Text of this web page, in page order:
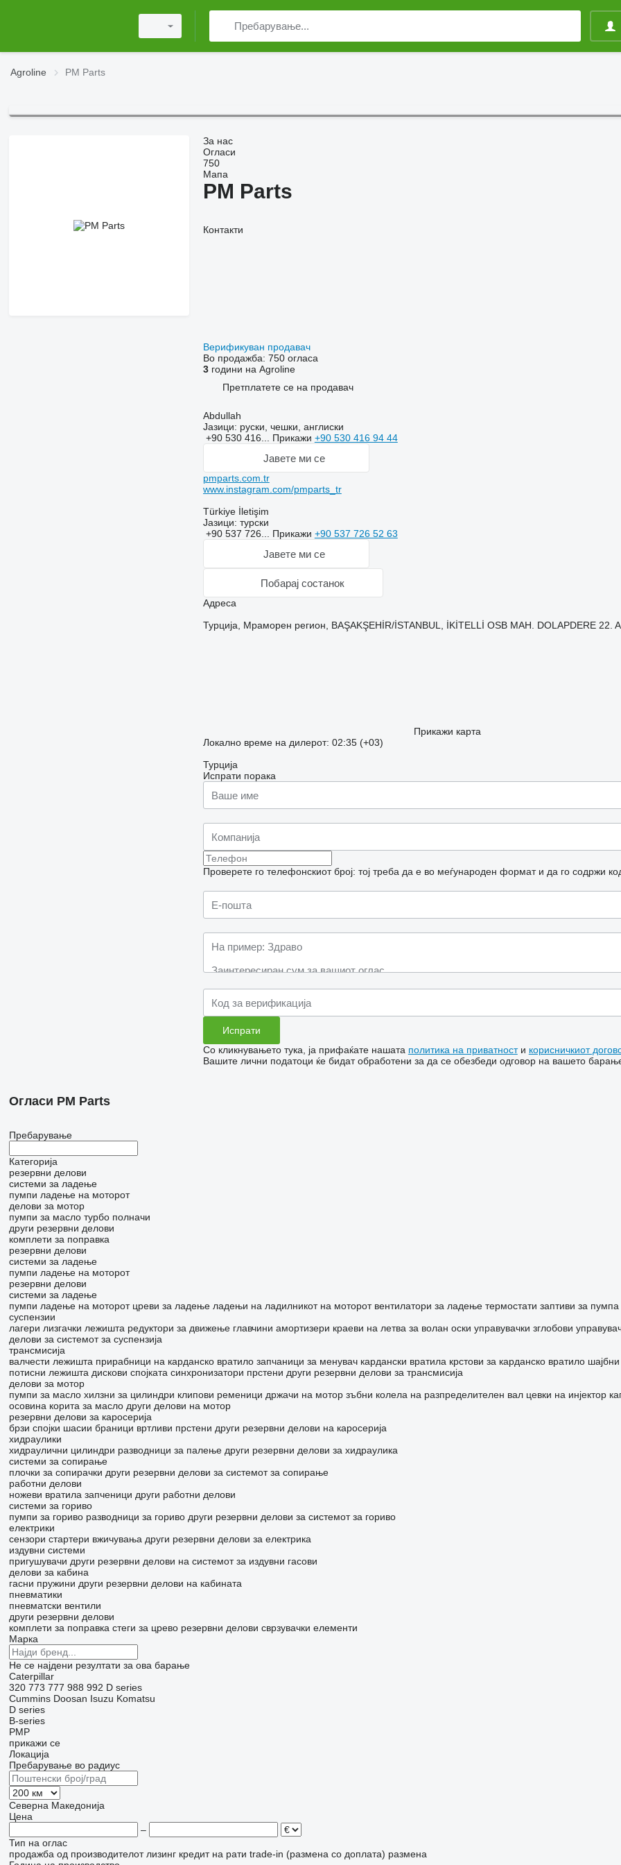
Agroline PM Parts
За нас
Огласи
750
Мапа
PM Parts
Контакти
Верификуван продавач
Во продажба: 750 огласа
3години на Agroline
Претплатете се на продавач
Abdullah
Јазици: руски, чешки, англиски
+90 530 416... Прикажи +90 530 416 94 44
Јавете ми се
pmparts.com.tr
www.instagram.com/pmparts_tr
Türkiye İletişim
Јазици: турски
+90 537 726... Прикажи +90 537 726 52 63
Јавете ми се
Побарај состанок
Адреса
Турција, Мраморен регион, BAŞAKŞEHİR/İSTANBUL, İKİTELLİ OSB MAH. DOLAPDERE 22.
Прикажи карта
Локално време на дилерот: 02:35 (+03)
Турција
Испрати порака
Проверете го телефонскиот број: тој треба да е во меѓународен формат и да го содржи
Со кликнувањето тука, ја прифаќате нашата политика на приватности корисничкиот
Вашите лични податоци ќе бидат обработени за да се обезбеди одговор на вашето
Огласи PM Parts
Пребарување
Категорија
резервни делови
системи за ладење
пумпи ладење на моторот
делови за мотор
пумпи за масло турбо полначи
други резервни делови
комплети за поправка
резервни делови
системи за ладење
пумпи ладење на моторот
резервни делови
системи за ладење
пумпи ладење на моторот цреви за ладење ладењи на ладилникот на моторот вентилатори за ладење термостати заптиви за пумпа
суспензии
лагери лизгачки лежишта редуктори за движење главчини амортизери краеви на летва за волан оски управувачки зглобови
делови за системот за суспензија
трансмисија
валчести лежишта прирабници на карданско вратило запчаници за менувач кардански вратила крстови за карданско вратило шајбни
потисни лежишта дискови спојката синхронизатори прстени други резервни делови за трансмисија
делови за мотор
пумпи за масло хилзни за цилиндри клипови ременици држачи на мотор зъбни колела на разпределителен вал цевки на инјектор
осовина корита за масло други делови на мотор
резервни делови за каросерија
брзи спојки шасии браници вртливи прстени други резервни делови на каросерија
хидраулики
хидраулични цилиндри разводници за палење други резервни делови за хидраулика
системи за сопирање
плочки за сопирачки други резервни делови за системот за сопирање
работни делови
ножеви вратила запченици други работни делови
системи за гориво
пумпи за гориво разводници за гориво други резервни делови за системот за гориво
електрики
сензори стартери вжичувања други резервни делови за електрика
издувни системи
пригушувачи други резервни делови на системот за издувни гасови
делови за кабина
гасни пружини други резервни делови на кабината
пневматики
пневматски вентили
други резервни делови
комплети за поправка стеги за црево резервни делови сврзувачки елементи
Марка
Не се најдени резултати за ова барање
Caterpillar
320 773 777 988 992 D series
Cummins Doosan Isuzu Komatsu
D series
B-series
PMP
прикажи се
Локација
Пребарување во радиус
Северна Македонија
Цена
–
Тип на оглас
продажба од производителот лизинг кредит на рати trade-in (размена со доплата) размена